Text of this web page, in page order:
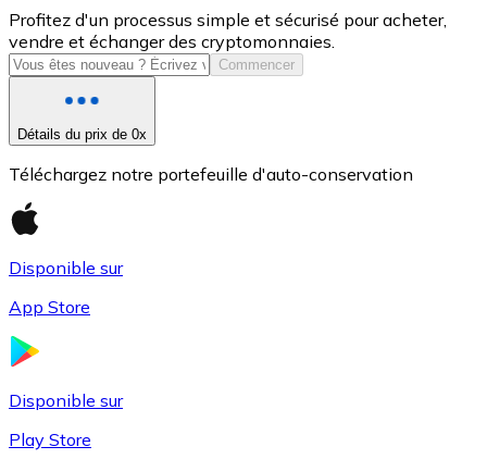
USD Coin
USDC
Profitez d'un processus simple et sécurisé pour acheter,
vendre et échanger des cryptomonnaies.
Commencer
Détails du prix de 0x
Téléchargez notre portefeuille d'auto-conservation
Disponible sur
App Store
Disponible sur
Play Store